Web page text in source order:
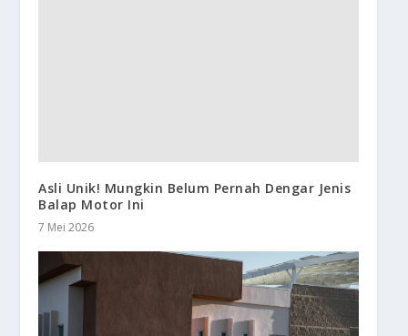
Asli Unik! Mungkin Belum Pernah Dengar Jenis
Balap Motor Ini
7 Mei 2026